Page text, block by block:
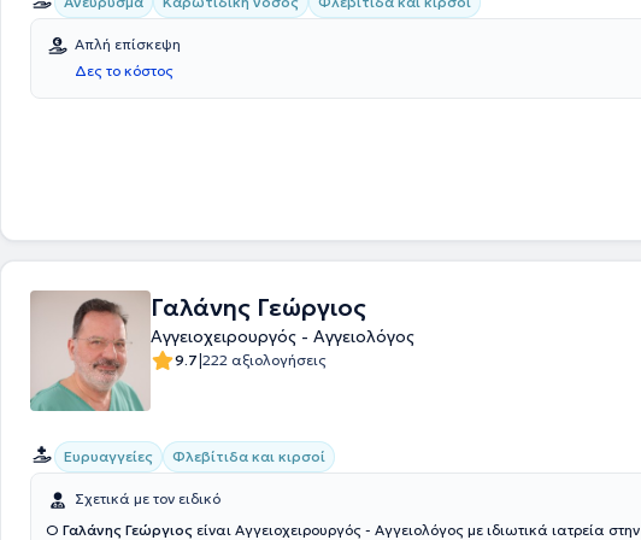
Απλή επίσκεψη
Δες το κόστος
Γαλάνης Γεώργιος
Αγγειοχειρουργός - Αγγειολόγος
9.7|222 αξιολογήσεις
Ευρυαγγείες Φλεβίτιδα και κιρσοί
Σχετικά με τον ειδικό
Ο Γαλάνης Γεώργιος είναι Αγγειοχειρουργός - Αγγειολόγος με ιδιωτικά ιατρεία στην